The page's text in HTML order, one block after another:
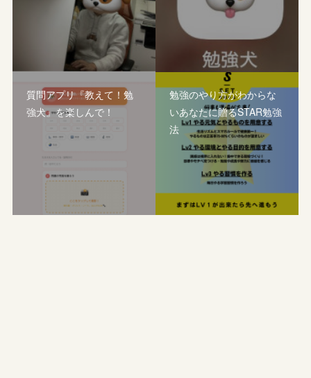
質問アプリ『教えて！勉
強犬』を楽しんで！
勉強のやり方がわからな
いあなたに贈るSTAR勉強
法